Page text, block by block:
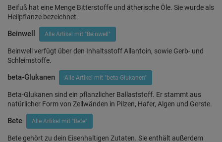
Beifuß hat eine Menge Bitterstoffe und ätherische Öle. Sie wurde als
Heilpflanze bezeichnet.
Beinwell Alle Artikel mit "Beinwell"
Beinwell verfügt über den Inhaltsstoff Allantoin, sowie Gerb- und
Schleimstoffe.
beta-Glukanen Alle Artikel mit "beta-Glukanen"
Beta-Glukanen sind ein pflanzlicher Ballaststoff. Er stammt aus
natürlicher Form von Zellwänden in Pilzen, Hafer, Algen und Gerste.
Bete Alle Artikel mit "Bete"
Bete gehört zu dein Eisenhaltigen Zutaten. Sie enthält außerdem